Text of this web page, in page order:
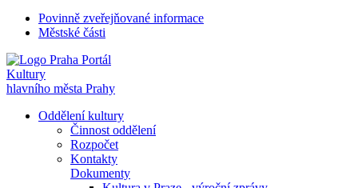
Povinně zveřejňované informace
Městské části
Portál
Kultury
hlavního města Prahy
Oddělení kultury
Činnost oddělení
Rozpočet
Kontakty
Dokumenty